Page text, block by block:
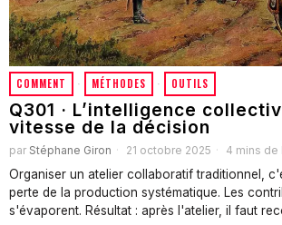
COMMENT · MÉTHODES · OUTILS
Q301 · L’intelligence
vitesse de la décision
par Stéphane Giron 21 octobre 2025 4 mins de
Organiser un atelier collaboratif traditionnel,
perte de la production systématique. Les
s'évaporent. Résultat : après l'atelier, il faut